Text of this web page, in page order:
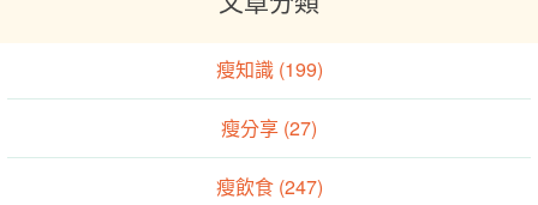
瘦知識 (199)
瘦分享 (27)
瘦飲食 (247)